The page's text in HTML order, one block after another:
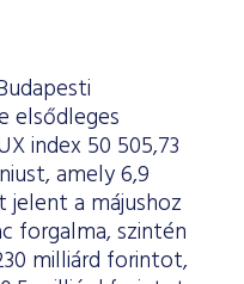
elsődleges
index 50 505,73
amely 6,9
jelent a májushoz
forgalma, szintén
milliárd forintot,